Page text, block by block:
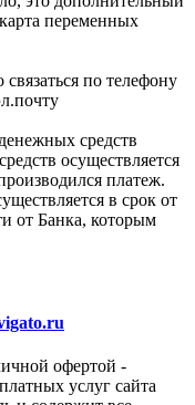
переменных
по телефону
средств
осуществляется
платеж.
в срок от
от Банка, которым
офертой -
услуг сайта